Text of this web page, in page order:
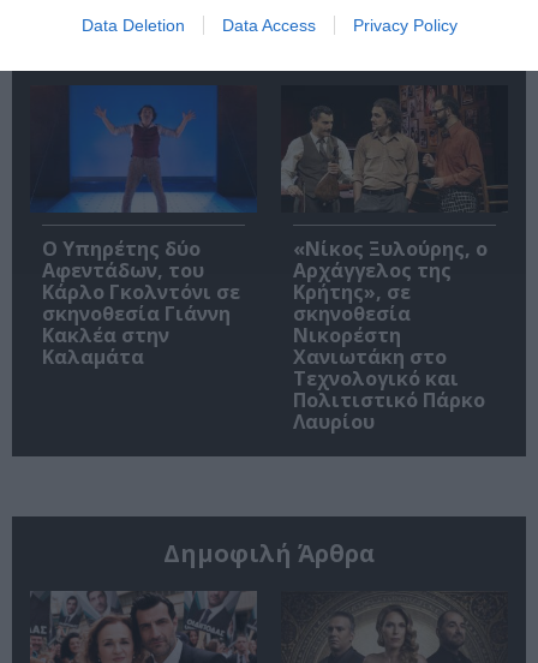
Data Deletion Data Access Privacy Policy
Δημήτρη Καραντζά
Δημητριάδου στο
Ο Υπηρέτης δύο
Αφεντάδων, του
Κάρλο Γκολντόνι σε
σκηνοθεσία Γιάννη
Κακλέα στην
Καλαμάτα
«Νίκος Ξυλούρης, ο
Αρχάγγελος της
Κρήτης», σε
σκηνοθεσία
Νικορέστη
Χανιωτάκη στο
Τεχνολογικό και
Πολιτιστικό Πάρκο
Λαυρίου
Δημοφιλή Άρθρα